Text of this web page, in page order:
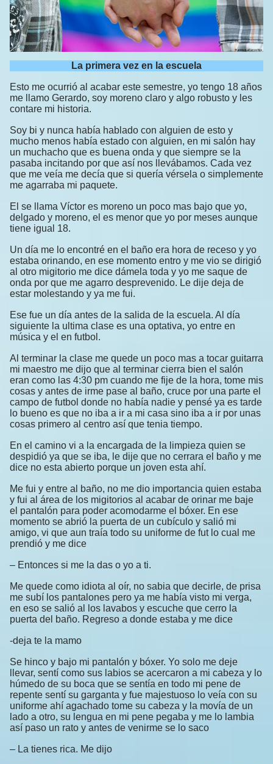
La primera vez en la escuela
Esto me ocurrió al acabar este semestre, yo tengo 18 años
me llamo Gerardo, soy moreno claro y algo robusto y les
contare mi historia.
Soy bi y nunca había hablado con alguien de esto y
mucho menos había estado con alguien, en mi salón hay
un muchacho que es buena onda y que siempre se la
pasaba incitando por que así nos llevábamos. Cada vez
que me veía me decía que si quería vérsela o simplemente
me agarraba mi paquete.
El se llama Víctor es moreno un poco mas bajo que yo,
delgado y moreno, el es menor que yo por meses aunque
tiene igual 18.
Un día me lo encontré en el baño era hora de receso y yo
estaba orinando, en ese momento entro y me vio se dirigió
al otro migitorio me dice dámela toda y yo me saque de
onda por que me agarro desprevenido. Le dije deja de
estar molestando y ya me fui.
Ese fue un día antes de la salida de la escuela. Al día
siguiente la ultima clase es una optativa, yo entre en
música y el en futbol.
Al terminar la clase me quede un poco mas a tocar guitarra
mi maestro me dijo que al terminar cierra bien el salón
eran como las 4:30 pm cuando me fije de la hora, tome mis
cosas y antes de irme pase al baño, cruce por una parte el
campo de futbol donde no había nadie y pensé ya es tarde
lo bueno es que no iba a ir a mi casa sino iba a ir por unas
cosas primero al centro así que tenia tiempo.
En el camino vi a la encargada de la limpieza quien se
despidió ya que se iba, le dije que no cerrara el baño y me
dice no esta abierto porque un joven esta ahí.
Me fui y entre al baño, no me dio importancia quien estaba
y fui al área de los migitorios al acabar de orinar me baje
el pantalón para poder acomodarme el bóxer. En ese
momento se abrió la puerta de un cubículo y salió mi
amigo, vi que aun traía todo su uniforme de fut lo cual me
prendió y me dice
– Entonces si me la das o yo a ti.
Me quede como idiota al oír, no sabia que decirle, de prisa
me subí los pantalones pero ya me había visto mi verga,
en eso se salió al los lavabos y escuche que cerro la
puerta del baño. Regreso a donde estaba y me dice
-deja te la mamo
Se hinco y bajo mi pantalón y bóxer. Yo solo me deje
llevar, sentí como sus labios se acercaron a mi cabeza y lo
húmedo de su boca que se sentía en todo mi pene de
repente sentí su garganta y fue majestuoso lo veía con su
uniforme ahí agachado tome su cabeza y la movía de un
lado a otro, su lengua en mi pene pegaba y me lo lambia
así paso un rato y antes de venirme se lo saco
– La tienes rica. Me dijo